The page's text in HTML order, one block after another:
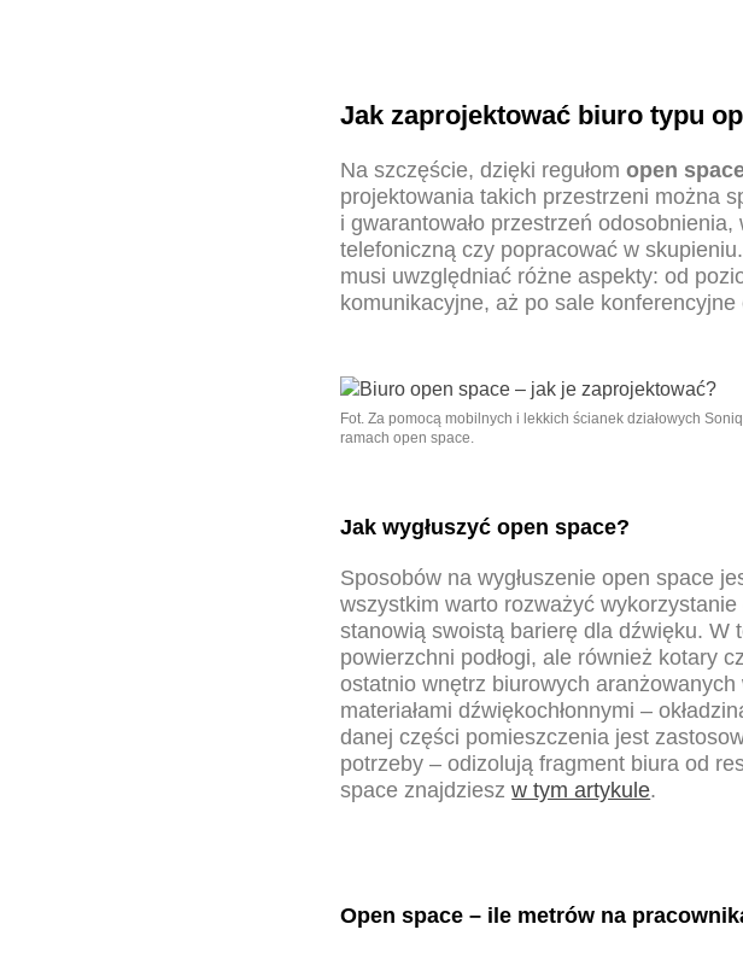
Jak zaprojektować biuro typu
Na szczęście, dzięki regułomopen
projektowania takich przestrzeni można
i gwarantowało przestrzeń
telefoniczną czy popracować w
musi uwzględniać różne aspekty: od
komunikacyjne, aż po sale
Fot. Za pomocą mobilnych i lekkich ścianek działowych
ramach open space.
Jak wygłuszyć open space?
Sposobów na wygłuszenie open space
wszystkim warto rozważyć
stanowią swoistą barierę dla dźwięku. W
powierzchni podłogi, ale również kotary
ostatnio wnętrz biurowych
materiałami dźwiękochłonnymi –
danej części pomieszczenia jest
potrzeby – odizolują fragment biura od
space znajdzieszw tym artykule.
Open space – ile metrów na